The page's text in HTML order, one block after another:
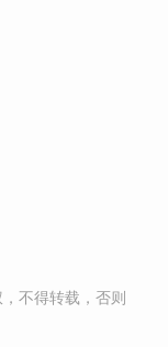
不得转载，否则